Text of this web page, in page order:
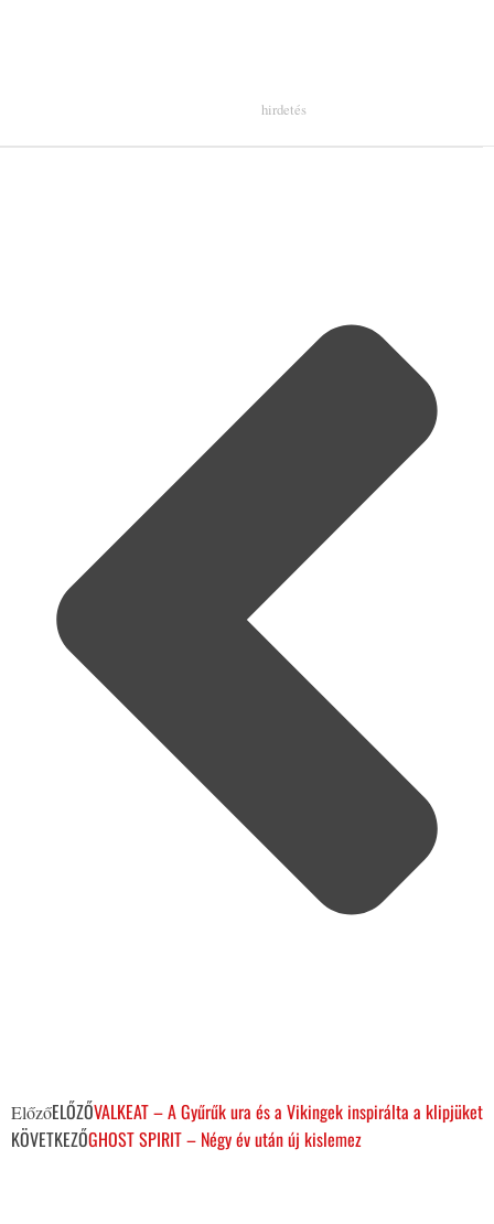
ElőzőELŐZŐVALKEAT – A Gyűrűk ura és a Vikingek inspirálta a klipjüket
KÖVETKEZŐGHOST SPIRIT – Négy év után új kislemez